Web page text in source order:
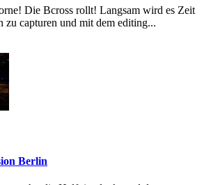
Die Bcross rollt! Langsam wird es Zeit
zu capturen und mit dem editing...
Berlin